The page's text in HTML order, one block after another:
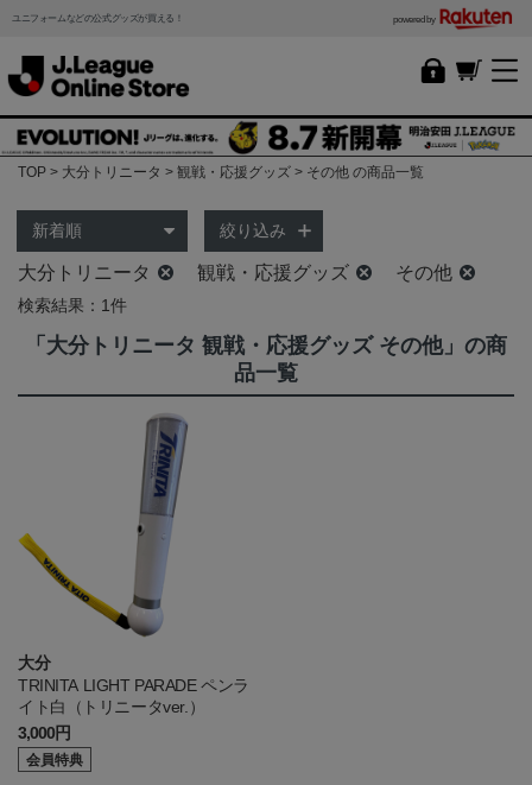
ユニフォームなどの公式グッズが買える！ powered by
TOP 大分トリニータ 観戦・応援グッズ その他 の商品一覧
絞り込み
大分トリニータ 観戦・応援グッズ その他
検索結果：1件
「大分トリニータ 観戦・応援グッズ その他」の商
品一覧
大分
TRINITA LIGHT PARADE ペンラ
イト白（トリニータver.）
3,000円
会員特典